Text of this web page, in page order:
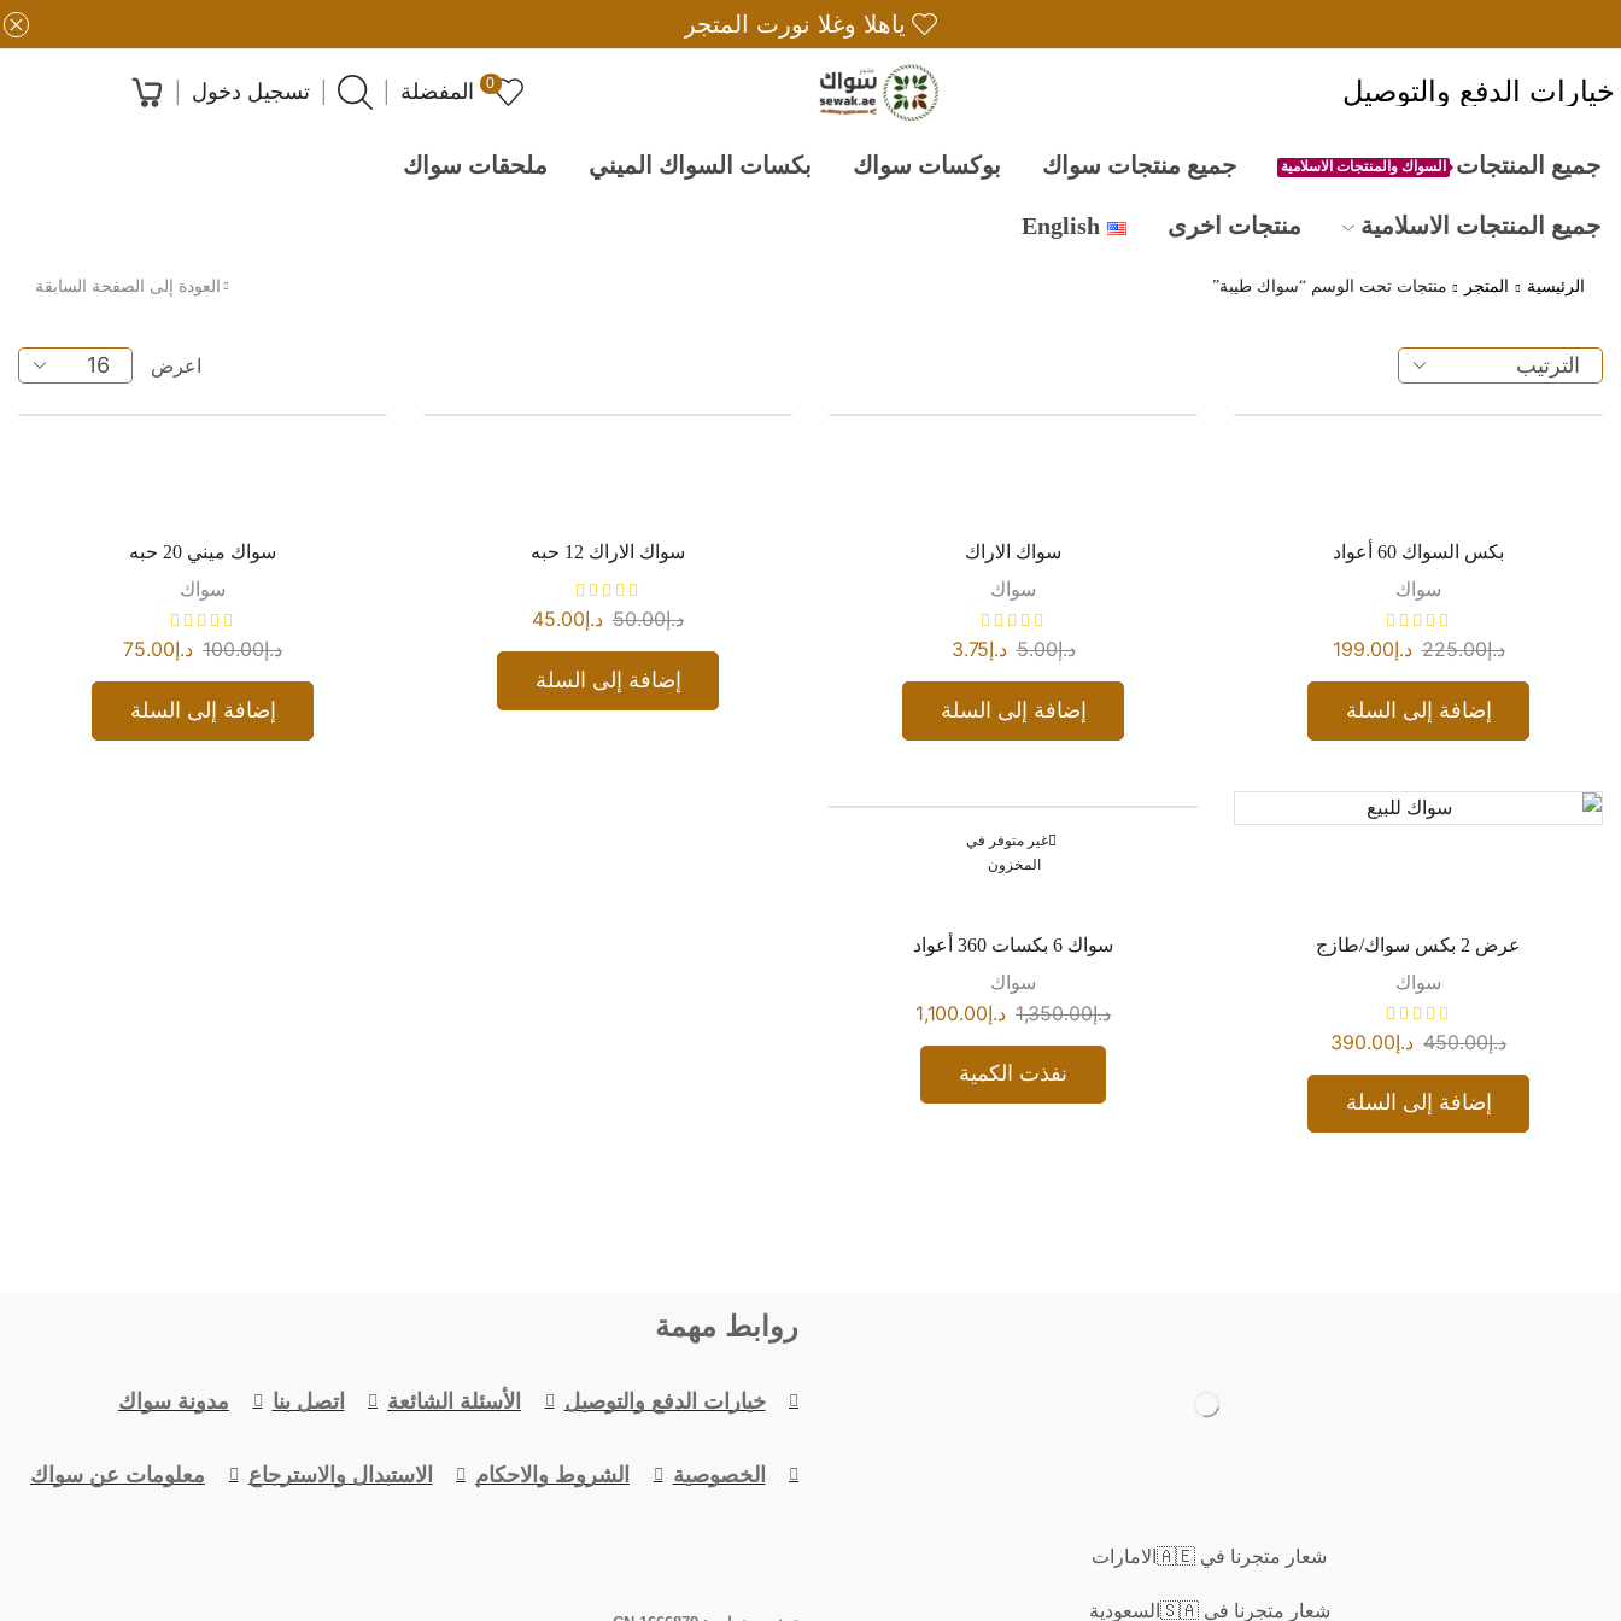
ياهلا وغلا نورت المتجر
خيارات الدفع والتوصيل 0 المفضلة تسجيل دخول
جميع المنتجات السواك والمنتجات الاسلامية جميع منتجات سواك بوكسات سواك بكسات السواك الميني ملحقات سواك
جميع المنتجات الاسلامية منتجات اخرى English
الرئيسية المتجر منتجات تحت الوسم “سواك طيبة” العودة إلى الصفحة السابقة
اعرض
بكس السواك 60 أعواد
سواك
د.إ225.00 د.إ199.00
إضافة إلى السلة
سواك الاراك
سواك
د.إ5.00 د.إ3.75
إضافة إلى السلة
سواك الاراك 12 حبه
د.إ50.00 د.إ45.00
إضافة إلى السلة
سواك ميني 20 حبه
سواك
د.إ100.00 د.إ75.00
إضافة إلى السلة
عرض 2 بكس سواك/طازج
سواك
د.إ450.00 د.إ390.00
إضافة إلى السلة
غير متوفر في
المخزون
سواك 6 بكسات 360 أعواد
سواك
د.إ1,350.00 د.إ1,100.00
نفذت الكمية
شعار متجرنا في 🇦🇪الامارات
شعار متجرنا في 🇸🇦السعودية
روابط مهمة
خيارات الدفع والتوصيل الأسئلة الشائعة اتصل بنا مدونة سواك
الخصوصية الشروط والاحكام الاستبدال والاسترجاع معلومات عن سواك